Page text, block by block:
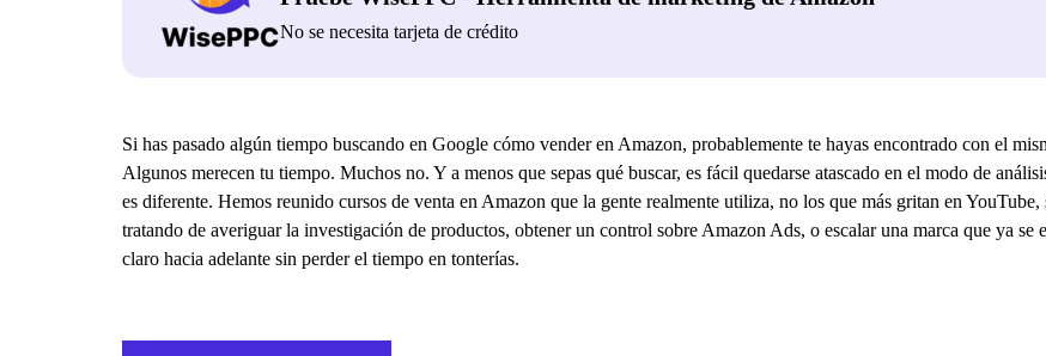
No se necesita tarjeta de crédito
Si has pasado algún tiempo buscando en Google cómo vender en Amazon, probablemente te hayas encontrado con el
Algunos merecen tu tiempo. Muchos no. Y a menos que sepas qué buscar, es fácil quedarse atascado en el modo de
es diferente. Hemos reunido cursos de venta en Amazon que la gente realmente utiliza, no los que más gritan en YouTube,
tratando de averiguar la investigación de productos, obtener un control sobre Amazon Ads, o escalar una marca que ya se
claro hacia adelante sin perder el tiempo en tonterías.